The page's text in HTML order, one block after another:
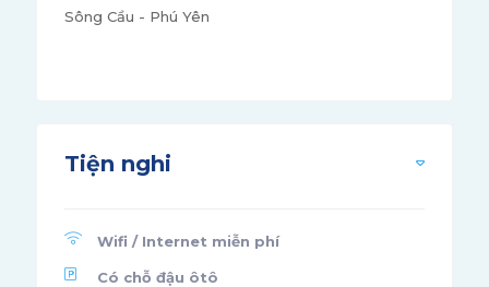
Sông Cầu - Phú Yên
Tiện nghi
Wifi / Internet miễn phí
Có chỗ đậu ôtô